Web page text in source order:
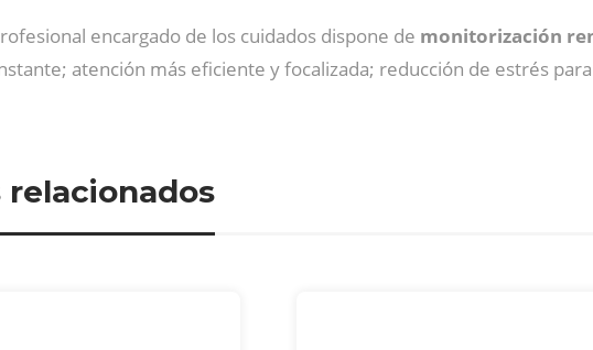
encargado de los cuidados dispone de monitorización
atención más eficiente y focalizada; reducción de estrés